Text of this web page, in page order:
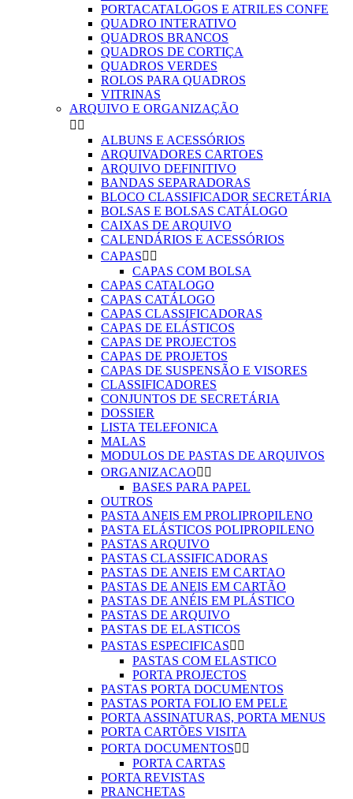
PORTACATALOGOS E ATRILES CONFE
QUADRO INTERATIVO
QUADROS BRANCOS
QUADROS DE CORTIÇA
QUADROS VERDES
ROLOS PARA QUADROS
VITRINAS
ARQUIVO E ORGANIZAÇÃO
 
ALBUNS E ACESSÓRIOS
ARQUIVADORES CARTOES
ARQUIVO DEFINITIVO
BANDAS SEPARADORAS
BLOCO CLASSIFICADOR SECRETÁRIA
BOLSAS E BOLSAS CATÁLOGO
CAIXAS DE ARQUIVO
CALENDÁRIOS E ACESSÓRIOS
CAPAS 
CAPAS COM BOLSA
CAPAS CATALOGO
CAPAS CATÁLOGO
CAPAS CLASSIFICADORAS
CAPAS DE ELÁSTICOS
CAPAS DE PROJECTOS
CAPAS DE PROJETOS
CAPAS DE SUSPENSÃO E VISORES
CLASSIFICADORES
CONJUNTOS DE SECRETÁRIA
DOSSIER
LISTA TELEFONICA
MALAS
MODULOS DE PASTAS DE ARQUIVOS
ORGANIZACAO 
BASES PARA PAPEL
OUTROS
PASTA ANEIS EM PROLIPROPILENO
PASTA ELÁSTICOS POLIPROPILENO
PASTAS ARQUIVO
PASTAS CLASSIFICADORAS
PASTAS DE ANEIS EM CARTAO
PASTAS DE ANEIS EM CARTÃO
PASTAS DE ANÉIS EM PLÁSTICO
PASTAS DE ARQUIVO
PASTAS DE ELASTICOS
PASTAS ESPECIFICAS 
PASTAS COM ELASTICO
PORTA PROJECTOS
PASTAS PORTA DOCUMENTOS
PASTAS PORTA FOLIO EM PELE
PORTA ASSINATURAS, PORTA MENUS
PORTA CARTÕES VISITA
PORTA DOCUMENTOS 
PORTA CARTAS
PORTA REVISTAS
PRANCHETAS